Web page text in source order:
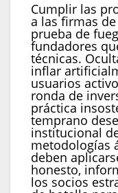
Cumplir las
a las firmas
prueba de
fundadores
técnicas.
inflar
usuarios
ronda de
práctica
temprano
institucional
metodologías
deben
honesto,
los socios